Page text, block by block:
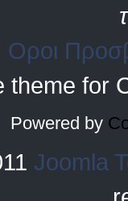
Οροι
theme for
Powered by
Joomla